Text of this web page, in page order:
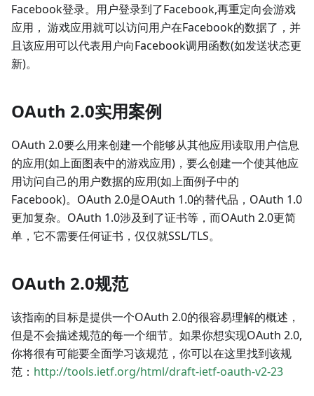
Facebook登录。用户登录到了Facebook,再重定向会游戏
应用， 游戏应用就可以访问用户在Facebook的数据了，并
且该应用可以代表用户向Facebook调用函数(如发送状态更
新)。
OAuth 2.0实用案例
OAuth 2.0要么用来创建一个能够从其他应用读取用户信息
的应用(如上面图表中的游戏应用)，要么创建一个使其他应
用访问自己的用户数据的应用(如上面例子中的
Facebook)。OAuth 2.0是OAuth 1.0的替代品，OAuth 1.0
更加复杂。OAuth 1.0涉及到了证书等，而OAuth 2.0更简
单，它不需要任何证书，仅仅就SSL/TLS。
OAuth 2.0规范
该指南的目标是提供一个OAuth 2.0的很容易理解的概述，
但是不会描述规范的每一个细节。如果你想实现OAuth 2.0,
你将很有可能要全面学习该规范，你可以在这里找到该规
范： http://tools.ietf.org/html/draft-ietf-oauth-v2-23